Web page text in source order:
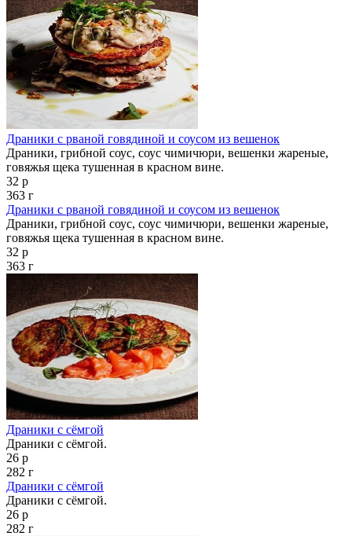
Драники с рваной говядиной и соусом из вешенок
Драники, грибной соус, соус чимичюри, вешенки жареные,
говяжья щека тушенная в красном вине.
32 р
363 г
Драники с рваной говядиной и соусом из вешенок
Драники, грибной соус, соус чимичюри, вешенки жареные,
говяжья щека тушенная в красном вине.
32 р
363 г
Драники с сёмгой
Драники с сёмгой.
26 р
282 г
Драники с сёмгой
Драники с сёмгой.
26 р
282 г